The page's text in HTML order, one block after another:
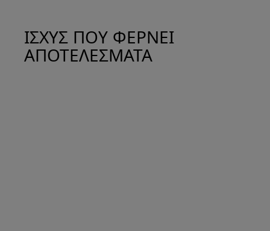
ΙΣΧΥΣ ΠΟΥ ΦΕΡΝΕΙ
ΑΠΟΤΕΛΕΣΜΑΤΑ